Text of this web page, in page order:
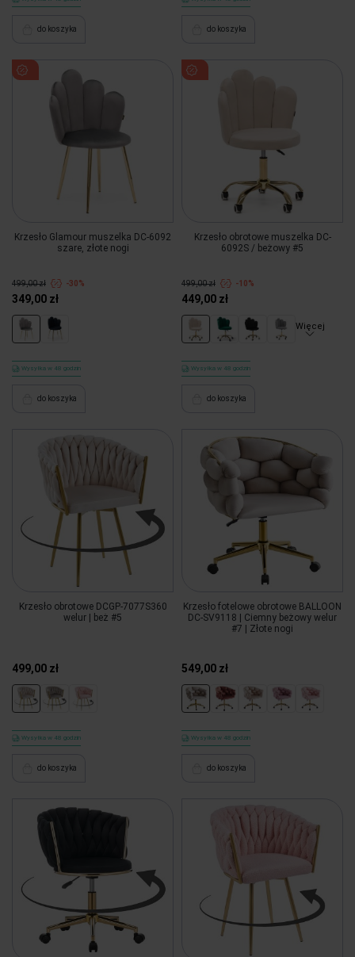
do koszyka do koszyka
Krzesło Glamour muszelka DC-6092
szare, złote nogi
499,00 zł -30%
349,00 zł
Wysyłka w 48 godzin
do koszyka
Krzesło obrotowe muszelka DC-
6092S / beżowy #5
499,00 zł -10%
449,00 zł
Więcej
Wysyłka w 48 godzin
do koszyka
Krzesło obrotowe DCGP-7077S360
welur | beż #5
499,00 zł
Wysyłka w 48 godzin
do koszyka
Krzesło fotelowe obrotowe BALLOON
DC-SV9118 | Ciemny beżowy welur
#7 | Złote nogi
549,00 zł
Wysyłka w 48 godzin
do koszyka